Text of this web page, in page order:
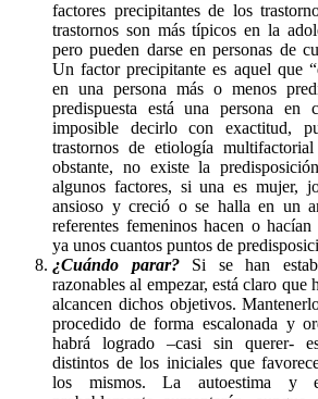
factores precipitantes de los
trastornos son más típicos en la
pero pueden darse en personas de
Un factor precipitante es aquel que
en una persona más o menos
predispuesta está una persona en
imposible decirlo con exactitud,
trastornos de etiología
obstante, no existe la
algunos factores, si una es mujer,
ansioso y creció o se halla en un
referentes femeninos hacen o
ya unos cuantos puntos de
¿Cuándo parar?Si se han
razonables al empezar, está claro que
alcancen dichos objetivos.
procedido de forma escalonada y
habrá logrado –casi sin querer-
distintos de los iniciales que
los mismos. La autoestima y